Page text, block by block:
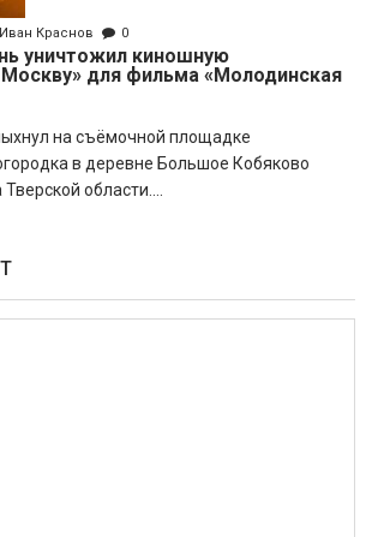
Иван Краснов 0
уничтожил киношную
для фильма «Молодинская
на съёмочной площадке
в деревне Большое Кобяково
области....